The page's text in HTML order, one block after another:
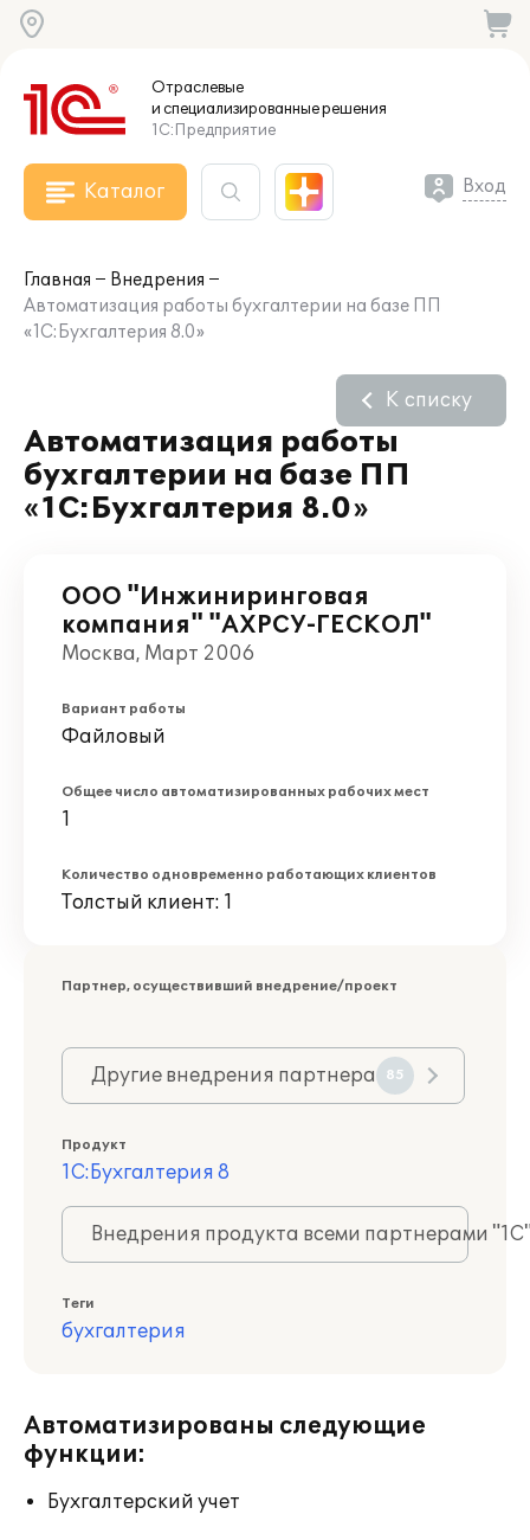
Отраслевые
и специализированныерешения
1С:Предприятие
Каталог Вход
Главная
Внедрения
Автоматизация работы бухгалтерии на базе ПП
«1С:Бухгалтерия 8.0»
Автоматизация работы
бухгалтерии на базе ПП
«1С:Бухгалтерия 8.0»
К списку
ООО "Инжиниринговая
компания" "АХРСУ-ГЕСКОЛ"
Москва, Март 2006
Вариант работы
Файловый
Общее число автоматизированных рабочих мест
1
Количество одновременно работающих клиентов
Толстый клиент: 1
Партнер, осуществивший внедрение/проект
Другие внедрения партнера 85
Продукт
1С:Бухгалтерия 8
Внедрения продукта всеми партнерами
Теги
бухгалтерия
Автоматизированы следующие
функции:
Бухгалтерский учет